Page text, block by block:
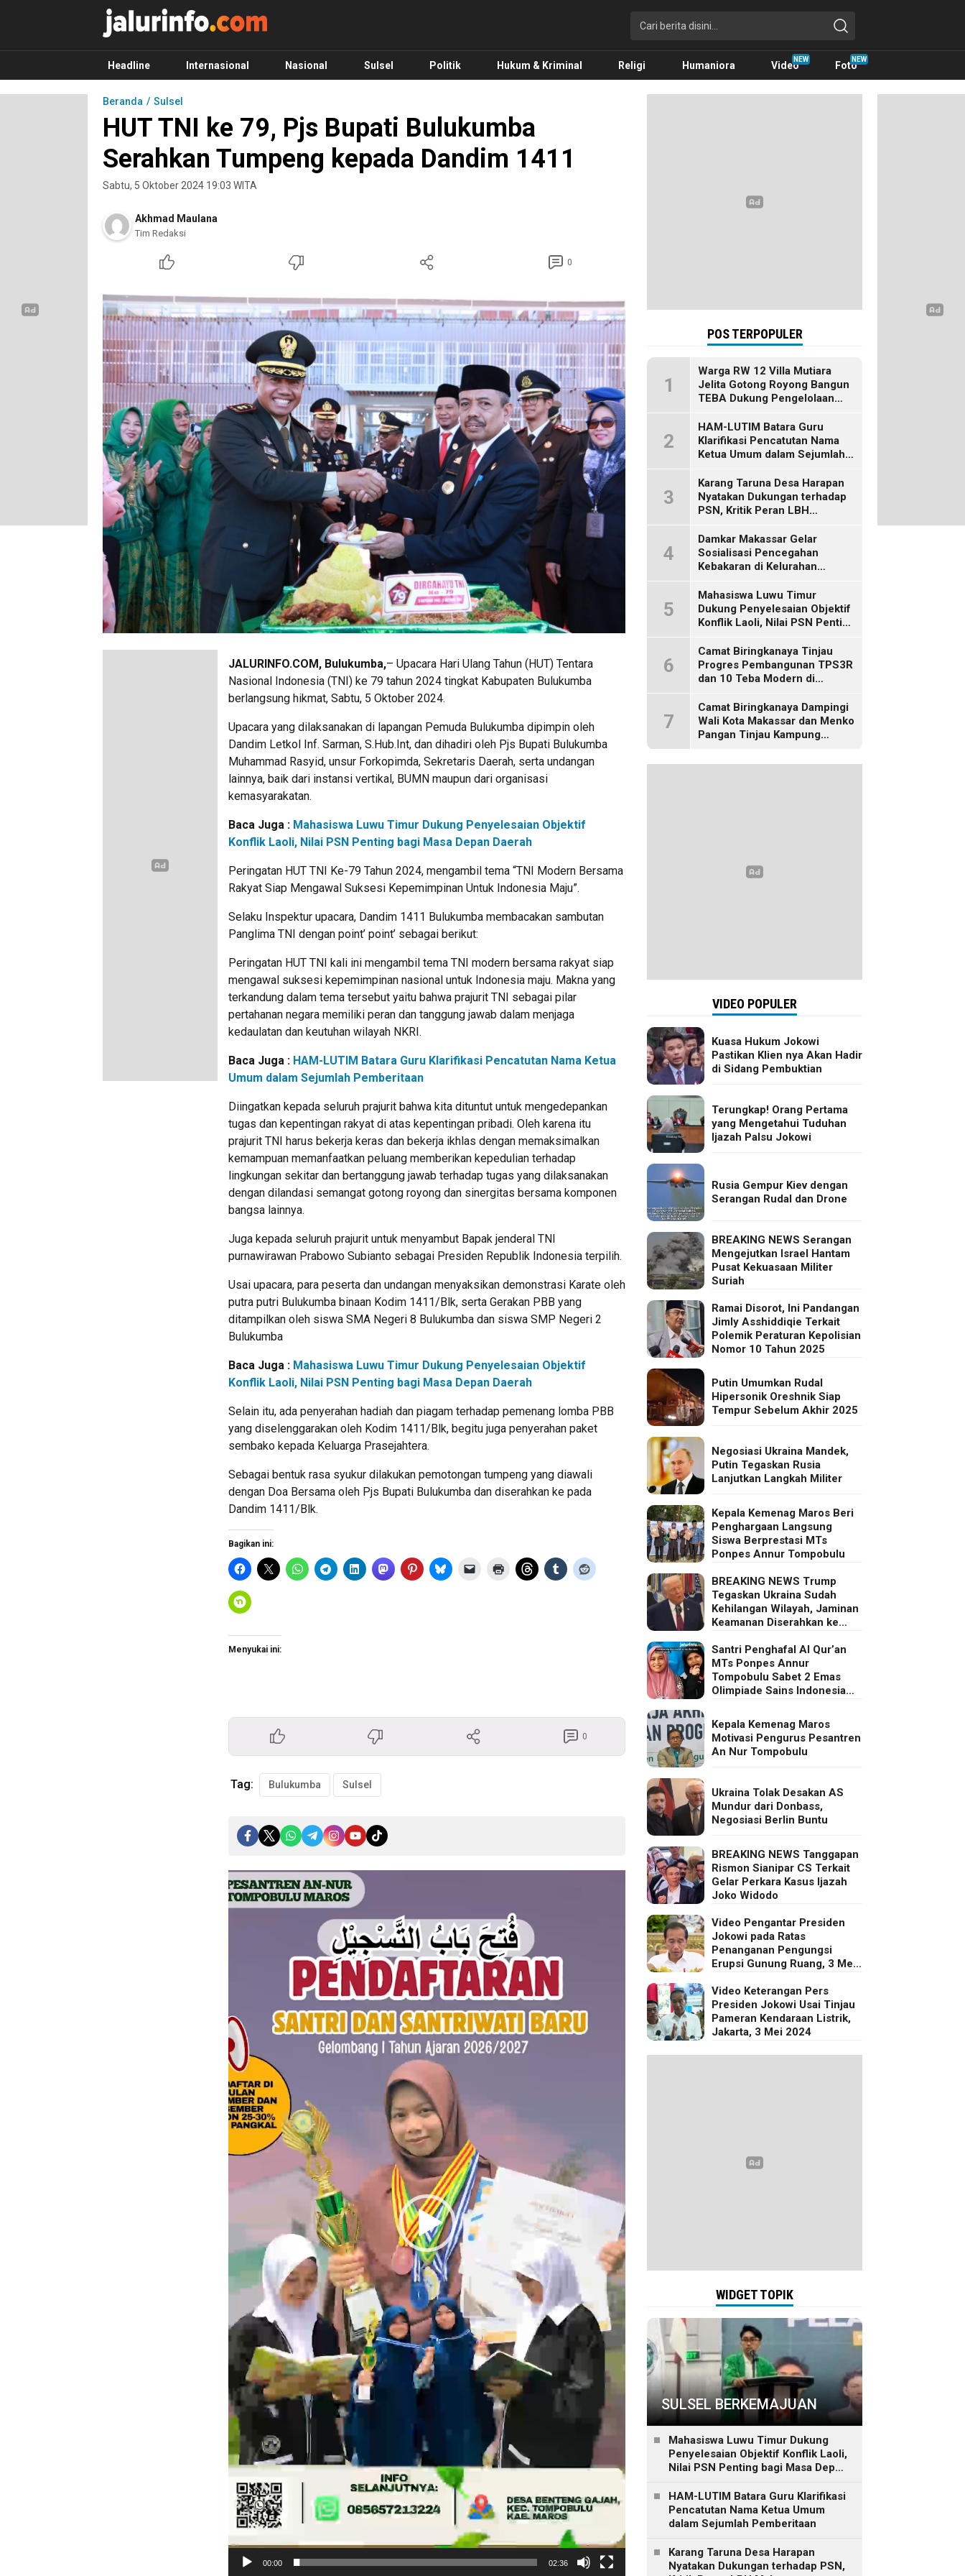
Info Terbaru, Berita Terkini Hari Ini, Jalurinfo.com
Terkini, Akurat dan Terpercaya
Headline Internasional Nasional Sulsel Politik Hukum & Kriminal Religi Humaniora Video Foto
Beranda Sulsel
HUT TNI ke 79, Pjs Bupati Bulukumba
Serahkan Tumpeng kepada Dandim 1411
Sabtu, 5 Oktober 2024 19:03 WITA
Akhmad Maulana
Tim Redaksi
0
JALURINFO.COM, Bulukumba,– Upacara Hari Ulang Tahun (HUT) Tentara
Nasional Indonesia (TNI) ke 79 tahun 2024 tingkat Kabupaten Bulukumba
berlangsung hikmat, Sabtu, 5 Oktober 2024.
Upacara yang dilaksanakan di lapangan Pemuda Bulukumba dipimpin oleh
Dandim Letkol Inf. Sarman, S.Hub.Int, dan dihadiri oleh Pjs Bupati Bulukumba
Muhammad Rasyid, unsur Forkopimda, Sekretaris Daerah, serta undangan
lainnya, baik dari instansi vertikal, BUMN maupun dari organisasi
kemasyarakatan.
Baca Juga : Mahasiswa Luwu Timur Dukung Penyelesaian Objektif
Konflik Laoli, Nilai PSN Penting bagi Masa Depan Daerah
Peringatan HUT TNI Ke-79 Tahun 2024, mengambil tema “TNI Modern Bersama
Rakyat Siap Mengawal Suksesi Kepemimpinan Untuk Indonesia Maju”.
Selaku Inspektur upacara, Dandim 1411 Bulukumba membacakan sambutan
Panglima TNI dengan point’ point’ sebagai berikut:
Peringatan HUT TNI kali ini mengambil tema TNI modern bersama rakyat siap
mengawal suksesi kepemimpinan nasional untuk Indonesia maju. Makna yang
terkandung dalam tema tersebut yaitu bahwa prajurit TNI sebagai pilar
pertahanan negara memiliki peran dan tanggung jawab dalam menjaga
kedaulatan dan keutuhan wilayah NKRI.
Baca Juga : HAM-LUTIM Batara Guru Klarifikasi Pencatutan Nama Ketua
Umum dalam Sejumlah Pemberitaan
Diingatkan kepada seluruh prajurit bahwa kita dituntut untuk mengedepankan
tugas dan kepentingan rakyat di atas kepentingan pribadi. Oleh karena itu
prajurit TNI harus bekerja keras dan bekerja ikhlas dengan memaksimalkan
kemampuan memanfaatkan peluang memberikan kepedulian terhadap
lingkungan sekitar dan bertanggung jawab terhadap tugas yang dilaksanakan
dengan dilandasi semangat gotong royong dan sinergitas bersama komponen
bangsa lainnya.
Juga kepada seluruh prajurit untuk menyambut Bapak jenderal TNI
purnawirawan Prabowo Subianto sebagai Presiden Republik Indonesia terpilih.
Usai upacara, para peserta dan undangan menyaksikan demonstrasi Karate oleh
putra putri Bulukumba binaan Kodim 1411/Blk, serta Gerakan PBB yang
ditampilkan oleh siswa SMA Negeri 8 Bulukumba dan siswa SMP Negeri 2
Bulukumba
Baca Juga : Mahasiswa Luwu Timur Dukung Penyelesaian Objektif
Konflik Laoli, Nilai PSN Penting bagi Masa Depan Daerah
Selain itu, ada penyerahan hadiah dan piagam terhadap pemenang lomba PBB
yang diselenggarakan oleh Kodim 1411/Blk, begitu juga penyerahan paket
sembako kepada Keluarga Prasejahtera.
Sebagai bentuk rasa syukur dilakukan pemotongan tumpeng yang diawali
dengan Doa Bersama oleh Pjs Bupati Bulukumba dan diserahkan ke pada
Dandim 1411/Blk.
Bagikan ini:
Menyukai ini:
0
Tag: Bulukumba Sulsel
Pemutar
Video
00:00 02:36
POS TERPOPULER
1
Warga RW 12 Villa Mutiara
Jelita Gotong Royong Bangun
TEBA Dukung Pengelolaan
2
HAM-LUTIM Batara Guru
Klarifikasi Pencatutan Nama
Ketua Umum dalam Sejumlah
3
Karang Taruna Desa Harapan
Nyatakan Dukungan terhadap
PSN, Kritik Peran LBH
4
Damkar Makassar Gelar
Sosialisasi Pencegahan
Kebakaran di Kelurahan
5
Mahasiswa Luwu Timur
Dukung Penyelesaian Objektif
Konflik Laoli, Nilai PSN Penting
6
Camat Biringkanaya Tinjau
Progres Pembangunan TPS3R
dan 10 Teba Modern di
7
Camat Biringkanaya Dampingi
Wali Kota Makassar dan Menko
Pangan Tinjau Kampung
VIDEO POPULER
Kuasa Hukum Jokowi
Pastikan Klien nya Akan Hadir
di Sidang Pembuktian
Terungkap! Orang Pertama
yang Mengetahui Tuduhan
Ijazah Palsu Jokowi
Rusia Gempur Kiev dengan
Serangan Rudal dan Drone
BREAKING NEWS Serangan
Mengejutkan Israel Hantam
Pusat Kekuasaan Militer
Suriah
Ramai Disorot, Ini Pandangan
Jimly Asshiddiqie Terkait
Polemik Peraturan Kepolisian
Nomor 10 Tahun 2025
Putin Umumkan Rudal
Hipersonik Oreshnik Siap
Tempur Sebelum Akhir 2025
Negosiasi Ukraina Mandek,
Putin Tegaskan Rusia
Lanjutkan Langkah Militer
Kepala Kemenag Maros Beri
Penghargaan Langsung
Siswa Berprestasi MTs
Ponpes Annur Tompobulu
BREAKING NEWS Trump
Tegaskan Ukraina Sudah
Kehilangan Wilayah, Jaminan
Keamanan Diserahkan ke
Santri Penghafal Al Qur’an
MTs Ponpes Annur
Tompobulu Sabet 2 Emas
Olimpiade Sains Indonesia
Kepala Kemenag Maros
Motivasi Pengurus Pesantren
An Nur Tompobulu
Ukraina Tolak Desakan AS
Mundur dari Donbass,
Negosiasi Berlin Buntu
BREAKING NEWS Tanggapan
Rismon Sianipar CS Terkait
Gelar Perkara Kasus Ijazah
Joko Widodo
Video Pengantar Presiden
Jokowi pada Ratas
Penanganan Pengungsi
Erupsi Gunung Ruang, 3 Mei
Video Keterangan Pers
Presiden Jokowi Usai Tinjau
Pameran Kendaraan Listrik,
Jakarta, 3 Mei 2024
WIDGET TOPIK
SULSEL BERKEMAJUAN
Mahasiswa Luwu Timur Dukung
Penyelesaian Objektif Konflik Laoli,
Nilai PSN Penting bagi Masa Depan
HAM-LUTIM Batara Guru Klarifikasi
Pencatutan Nama Ketua Umum
dalam Sejumlah Pemberitaan
Karang Taruna Desa Harapan
Nyatakan Dukungan terhadap PSN,